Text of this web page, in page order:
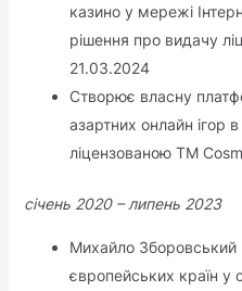
казино у мережі
рішення про видачу
21.03.2024
Створює власну
азартних онлайн ігор
ліцензованою ТМ
січень 2020 – липень 2023
Михайло Зборовський
європейських країн у